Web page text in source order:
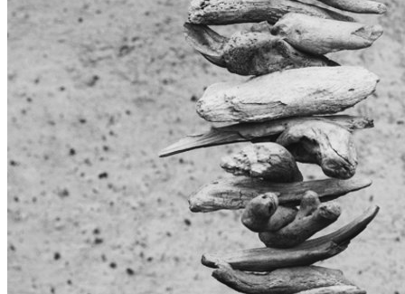
TAG CLOUD
Blogparade Blumen Buchempfehlung design DIY
Farben Filter Fotoprojekt Frühling Getestet
Gewinner Herbst Interview Kreativität
Lightroom lightroom tipps Makro Monochrom
Produkttest S-/W Schnee Schwarz-Weiß SEO Sommer
Stockfotografie Streetfotografie TopDogs
Verlosung Wasser Weiß